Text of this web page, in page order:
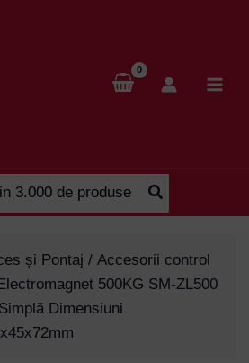
și Pontaj / Accesorii control
500KG SM-ZL500
Dimensiuni